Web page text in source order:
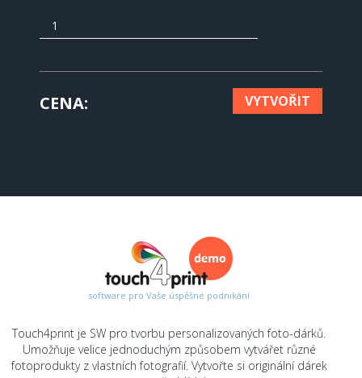
CENA VYTVOŘIT
software pro Vaše úspěšné podnikání
Touch4print je SW pro tvorbu personalizovaných foto-dárků.
Umožňuje velice jednoduchým způsobem vytvářet různé
fotoprodukty z vlastních fotografií. Vytvořte si originální dárek